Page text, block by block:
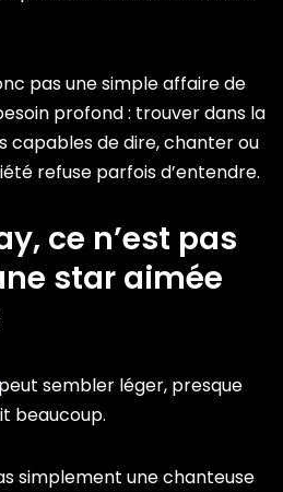
pas une simple affaire de
profond : trouver dans la
capables de dire, chanter ou
refuse parfois d’entendre.
ce n’est pas
star aimée
sembler léger, presque
beaucoup.
simplement une chanteuse